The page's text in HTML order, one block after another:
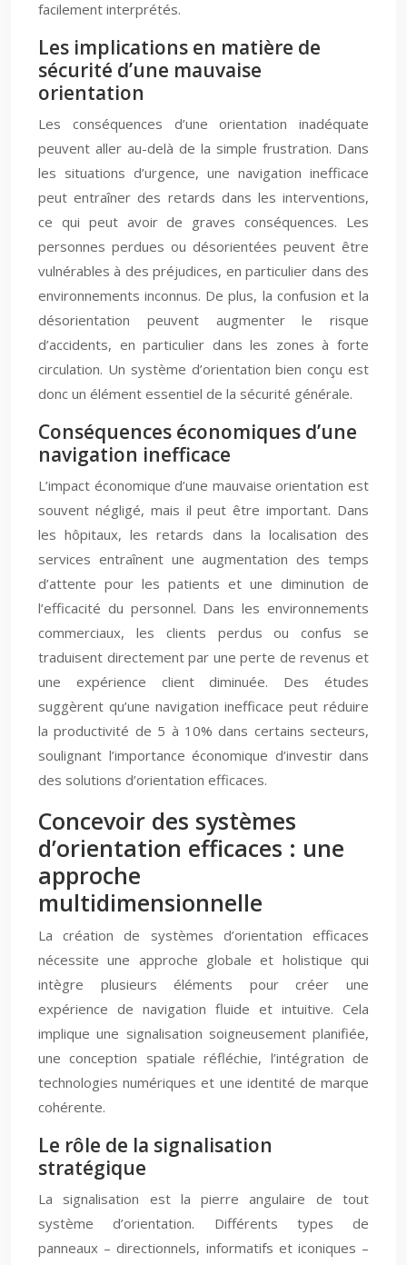
facilement interprétés.
Les implications en matière de
sécurité d’une mauvaise
orientation
Les conséquences d’une orientation inadéquate
peuvent aller au-delà de la simple frustration. Dans
les situations d’urgence, une navigation inefficace
peut entraîner des retards dans les interventions,
ce qui peut avoir de graves conséquences. Les
personnes perdues ou désorientées peuvent être
vulnérables à des préjudices, en particulier dans des
environnements inconnus. De plus, la confusion et la
désorientation peuvent augmenter le risque
d’accidents, en particulier dans les zones à forte
circulation. Un système d’orientation bien conçu est
donc un élément essentiel de la sécurité générale.
Conséquences économiques d’une
navigation inefficace
L’impact économique d’une mauvaise orientation est
souvent négligé, mais il peut être important. Dans
les hôpitaux, les retards dans la localisation des
services entraînent une augmentation des temps
d’attente pour les patients et une diminution de
l’efficacité du personnel. Dans les environnements
commerciaux, les clients perdus ou confus se
traduisent directement par une perte de revenus et
une expérience client diminuée. Des études
suggèrent qu’une navigation inefficace peut réduire
la productivité de 5 à 10% dans certains secteurs,
soulignant l’importance économique d’investir dans
des solutions d’orientation efficaces.
Concevoir des systèmes
d’orientation efficaces : une
approche
multidimensionnelle
La création de systèmes d’orientation efficaces
nécessite une approche globale et holistique qui
intègre plusieurs éléments pour créer une
expérience de navigation fluide et intuitive. Cela
implique une signalisation soigneusement planifiée,
une conception spatiale réfléchie, l’intégration de
technologies numériques et une identité de marque
cohérente.
Le rôle de la signalisation
stratégique
La signalisation est la pierre angulaire de tout
système d’orientation. Différents types de
panneaux – directionnels, informatifs et iconiques –